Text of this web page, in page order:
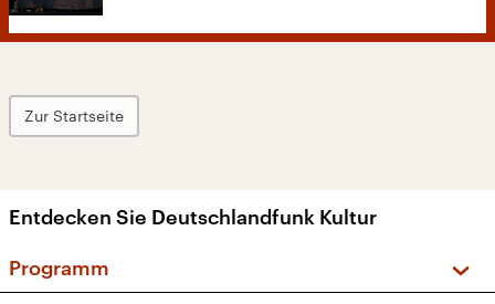
Zur Startseite
Entdecken Sie Deutschlandfunk Kultur
Programm